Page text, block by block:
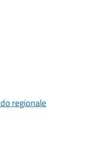
regionale